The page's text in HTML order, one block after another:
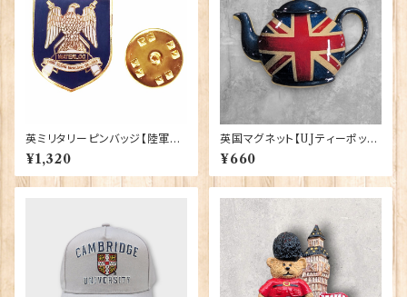
英ミリタリーピンバッジ【陸軍=R
oyal Scots Dragoon Guard
¥1,320
英国マグネット【UJティーポッ
ト】Elgate Products 90030
¥660